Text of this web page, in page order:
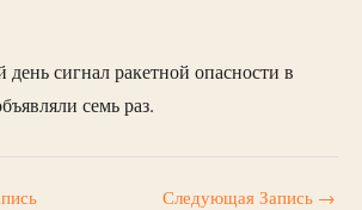
день сигнал ракетной опасности в
семь раз.
Следующая Запись →